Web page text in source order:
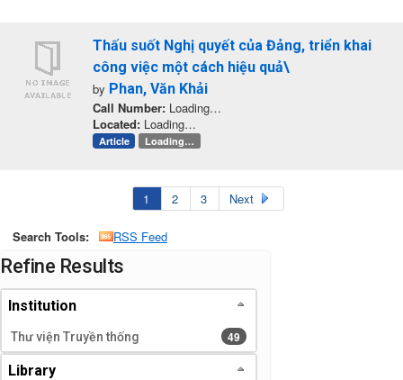
Thấu suốt Nghị quyết của Đảng, triển khai
công việc một cách hiệu quả\
by Phan, Văn Khải
Call Number: Loading…
Located: Loading…
Article Loading…
1 2 3 Next
Search Tools: RSS Feed
Refine Results
Page will reload when a filter is selected or excluded.
Institution
Thư viện Truyền thống 49 results
49
Library